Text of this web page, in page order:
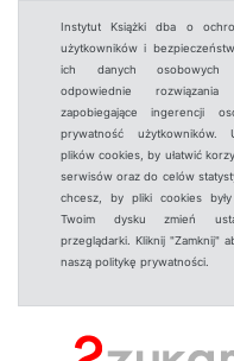
Instytut Książki dba o
użytkowników i
ich danych osobowych
odpowiednie rozwiązania
zapobiegające ingerencji
prywatność użytkowników.
plików cookies, by ułatwić
serwisów oraz do celów
chcesz, by pliki cookies
Twoim dysku zmień
przeglądarki. Kliknij "Zamknij"
naszą politykę prywatności.